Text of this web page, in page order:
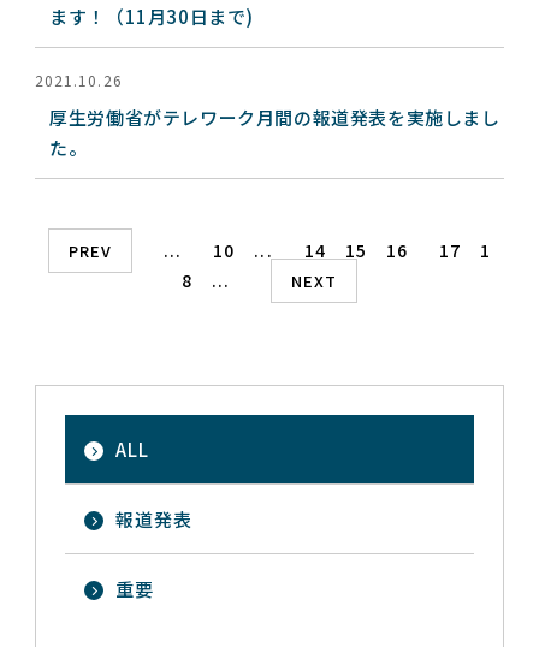
ます！（11月30日まで)
2021.10.26
厚生労働省がテレワーク月間の報道発表を実施しまし
た。
PREV ... 10 ... 14 15 16 17
1
8
... NEXT
ALL
報道発表
重要